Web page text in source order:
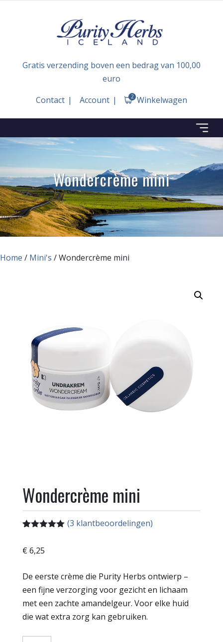
Gratis verzending boven een bedrag van 100,00
euro
Contact
Account Winkelwagen
2
Wondercrème mini
Home / Mini's / Wondercrème mini
Wondercrème mini
gebaseerd
(3 klantbeoordelingen)
€ 6,25
De eerste crème die Purity Herbs ontwierp –
een fijne verzorging voor gezicht en lichaam
met een zachte amandelgeur. Voor elke huid
die wat extra zorg kan gebruiken.